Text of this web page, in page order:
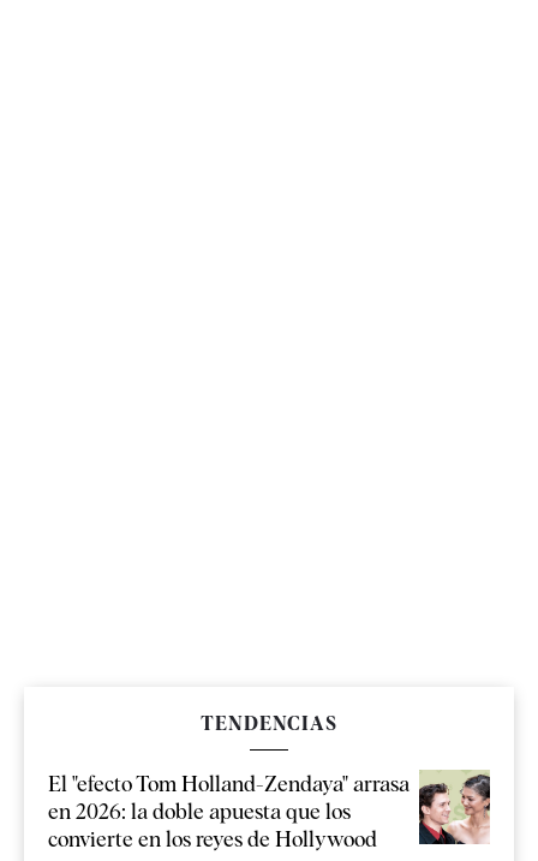
TENDENCIAS
El "efecto Tom Holland-Zendaya" arrasa
en 2026: la doble apuesta que los
convierte en los reyes de Hollywood